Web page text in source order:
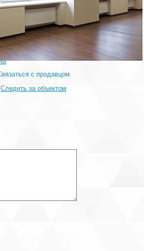
на объявление
с продавцом
Следить за объектом